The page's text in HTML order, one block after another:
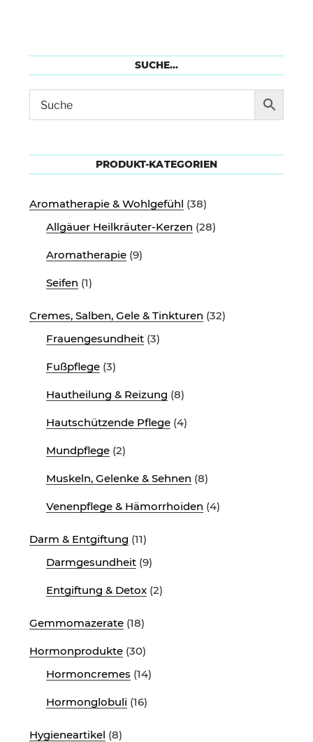
SUCHE…
PRODUKT-KATEGORIEN
Aromatherapie & Wohlgefühl (38)
Allgäuer Heilkräuter-Kerzen (28)
Aromatherapie (9)
Seifen (1)
Cremes, Salben, Gele & Tinkturen (32)
Frauengesundheit (3)
Fußpflege (3)
Hautheilung & Reizung (8)
Hautschützende Pflege (4)
Mundpflege (2)
Muskeln, Gelenke & Sehnen (8)
Venenpflege & Hämorrhoiden (4)
Darm & Entgiftung (11)
Darmgesundheit (9)
Entgiftung & Detox (2)
Gemmomazerate (18)
Hormonprodukte (30)
Hormoncremes (14)
Hormonglobuli (16)
Hygieneartikel (8)